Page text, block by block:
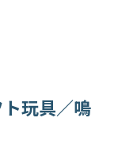
玩具／鳴